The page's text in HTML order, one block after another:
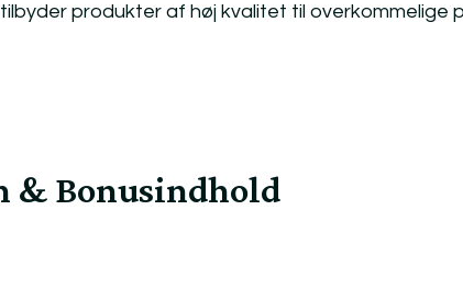
produkter af høj kvalitet til overkommelige
& Bonusindhold